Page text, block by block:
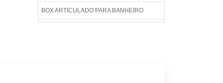
BOX ARTICULADO PARA BANHEIRO